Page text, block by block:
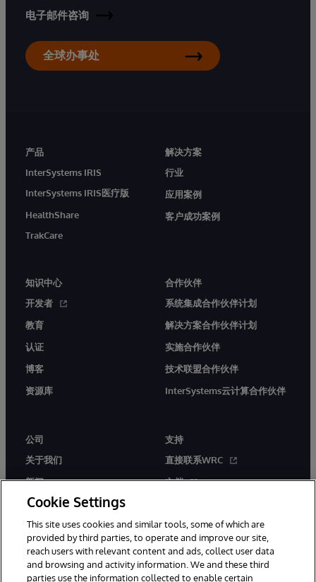
电子邮件咨询
全球办事处
产品
InterSystems IRIS
InterSystems IRIS医疗版
HealthShare
TrakCare
解决方案
行业
应用案例
客户成功案例
知识中心
开发者
教育
认证
博客
资源库
合作伙伴
系统集成合作伙伴计划
解决方案合作伙伴计划
实施合作伙伴
技术联盟合作伙伴
InterSystems云计算合作伙伴
公司
关于我们
新闻
活动
工作机会
支持
直接联系WRC
文档
Cookie Settings
This site uses cookies and similar tools, some of which are
provided by third parties, to operate and improve our site,
reach users with relevant content and ads, collect user data
and browsing and activity information. We and these third
parties use the information collected to enable certain